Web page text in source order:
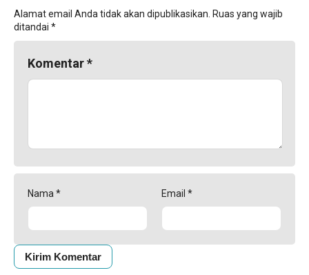
Alamat email Anda tidak akan dipublikasikan. Ruas yang wajib
ditandai *
Komentar*
Nama * Email *